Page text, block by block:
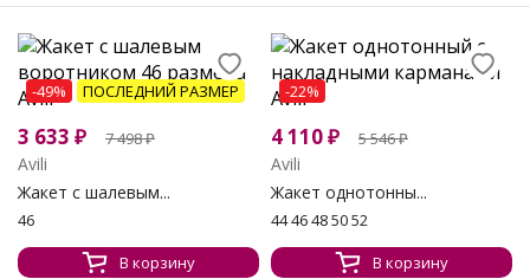
-49% ПОСЛЕДНИЙ РАЗМЕР
3 633 ₽ 7 498₽
Avili
Жакет с шалевым...
46
В корзину
-22%
4 110₽ 5 546₽
Avili
Жакет однотонны...
44 46 48 50 52
В корзину